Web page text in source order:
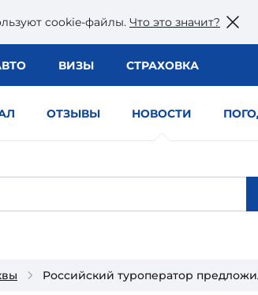
сookie-файлы. Что это значит?
ВИЗЫ СТРАХОВКА
ОТЗЫВЫ НОВОСТИ
Российский туроператор